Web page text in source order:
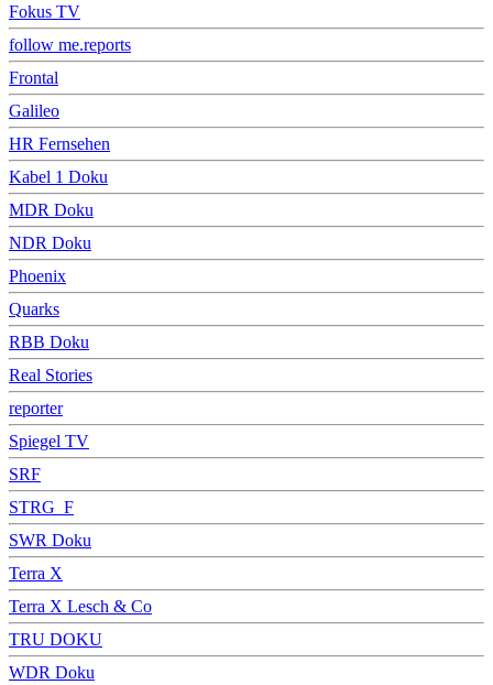
Fokus TV
follow me.reports
Frontal
Galileo
HR Fernsehen
Kabel 1 Doku
MDR Doku
NDR Doku
Phoenix
Quarks
RBB Doku
Real Stories
reporter
Spiegel TV
SRF
STRG_F
SWR Doku
Terra X
Terra X Lesch & Co
TRU DOKU
WDR Doku